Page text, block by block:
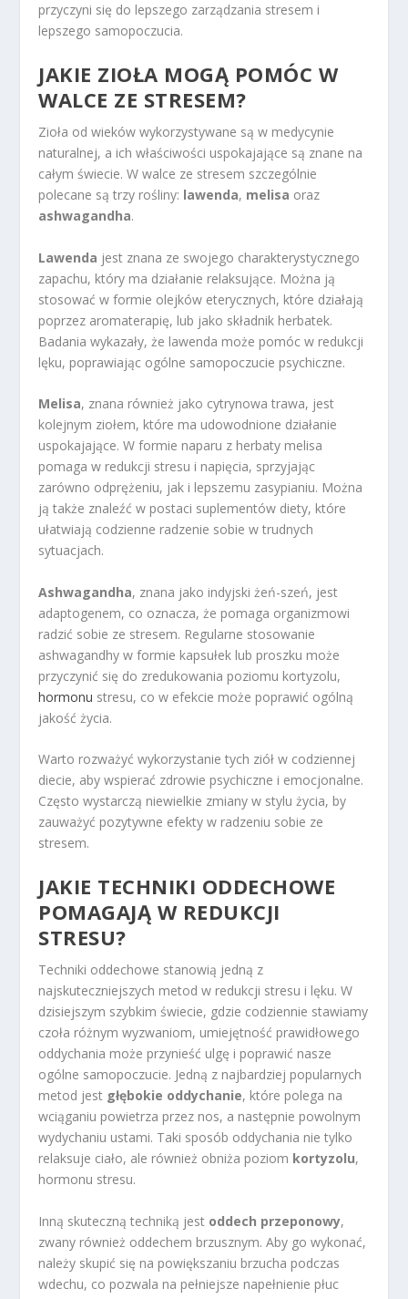
przyczyni się do lepszego zarządzania stresem i
lepszego samopoczucia.
JAKIE ZIOŁA MOGĄ POMÓC W
WALCE ZE STRESEM?
Zioła od wieków wykorzystywane są w medycynie
naturalnej, a ich właściwości uspokajające są znane na
całym świecie. W walce ze stresem szczególnie
polecane są trzy rośliny: lawenda, melisa oraz
ashwagandha.
Lawenda jest znana ze swojego charakterystycznego
zapachu, który ma działanie relaksujące. Można ją
stosować w formie olejków eterycznych, które działają
poprzez aromaterapię, lub jako składnik herbatek.
Badania wykazały, że lawenda może pomóc w redukcji
lęku, poprawiając ogólne samopoczucie psychiczne.
Melisa, znana również jako cytrynowa trawa, jest
kolejnym ziołem, które ma udowodnione działanie
uspokajające. W formie naparu z herbaty melisa
pomaga w redukcji stresu i napięcia, sprzyjając
zarówno odprężeniu, jak i lepszemu zasypianiu. Można
ją także znaleźć w postaci suplementów diety, które
ułatwiają codzienne radzenie sobie w trudnych
sytuacjach.
Ashwagandha, znana jako indyjski żeń-szeń, jest
adaptogenem, co oznacza, że pomaga organizmowi
radzić sobie ze stresem. Regularne stosowanie
ashwagandhy w formie kapsułek lub proszku może
przyczynić się do zredukowania poziomu kortyzolu,
hormonu stresu, co w efekcie może poprawić ogólną
jakość życia.
Warto rozważyć wykorzystanie tych ziół w codziennej
diecie, aby wspierać zdrowie psychiczne i emocjonalne.
Często wystarczą niewielkie zmiany w stylu życia, by
zauważyć pozytywne efekty w radzeniu sobie ze
stresem.
JAKIE TECHNIKI ODDECHOWE
POMAGAJĄ W REDUKCJI
STRESU?
Techniki oddechowe stanowią jedną z
najskuteczniejszych metod w redukcji stresu i lęku. W
dzisiejszym szybkim świecie, gdzie codziennie stawiamy
czoła różnym wyzwaniom, umiejętność prawidłowego
oddychania może przynieść ulgę i poprawić nasze
ogólne samopoczucie. Jedną z najbardziej popularnych
metod jest głębokie oddychanie, które polega na
wciąganiu powietrza przez nos, a następnie powolnym
wydychaniu ustami. Taki sposób oddychania nie tylko
relaksuje ciało, ale również obniża poziom kortyzolu,
hormonu stresu.
Inną skuteczną techniką jest oddech przeponowy,
zwany również oddechem brzusznym. Aby go wykonać,
należy skupić się na powiększaniu brzucha podczas
wdechu, co pozwala na pełniejsze napełnienie płuc